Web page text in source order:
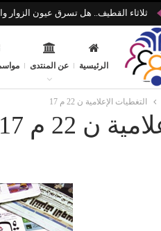
ثلاثاء القطيف.. هل تسرق عيون الزوار
الرئيسية عن المنتدى
التغطيات الإعلامية ن 22 م 17
ن 22 م 17